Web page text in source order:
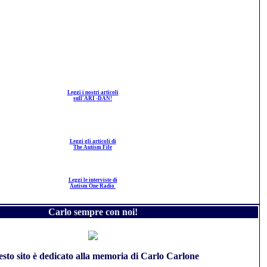
Leggi i nostri articoli
sull'ARI -DAN!
Leggi gli articoli di
The Autism File
Leggi le interviste di
Autism One Radio
Carlo sempre con noi!
sito è dedicato alla memoria di Carlo Carlone